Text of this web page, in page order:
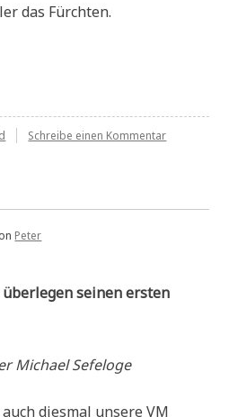
das Fürchten.
Schreibe einen Kommentarzu
Peter
seinen ersten
Michael Sefeloge
diesmal unsere VM